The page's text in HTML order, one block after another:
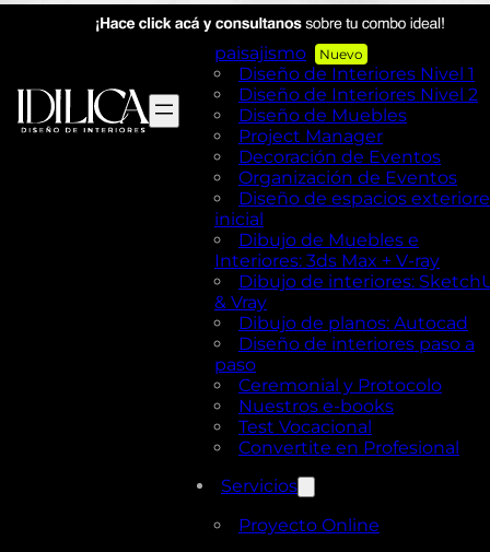
exteriores y Paisajismo
Diseño de exteriores y
paisajismo
Diseño de Interiores Nivel 1
Diseño de Interiores Nivel 2
Diseño de Muebles
Project Manager
Decoración de Eventos
Organización de Eventos
Diseño de espacios
inicial
Dibujo de Muebles e
Interiores: 3ds Max + V-ray
Dibujo de interiores:
& Vray
Dibujo de planos: Autocad
Diseño de interiores paso a
paso
Ceremonial y Protocolo
Nuestros e-books
Test Vocacional
Convertite en Profesional
Servicios
Proyecto Online